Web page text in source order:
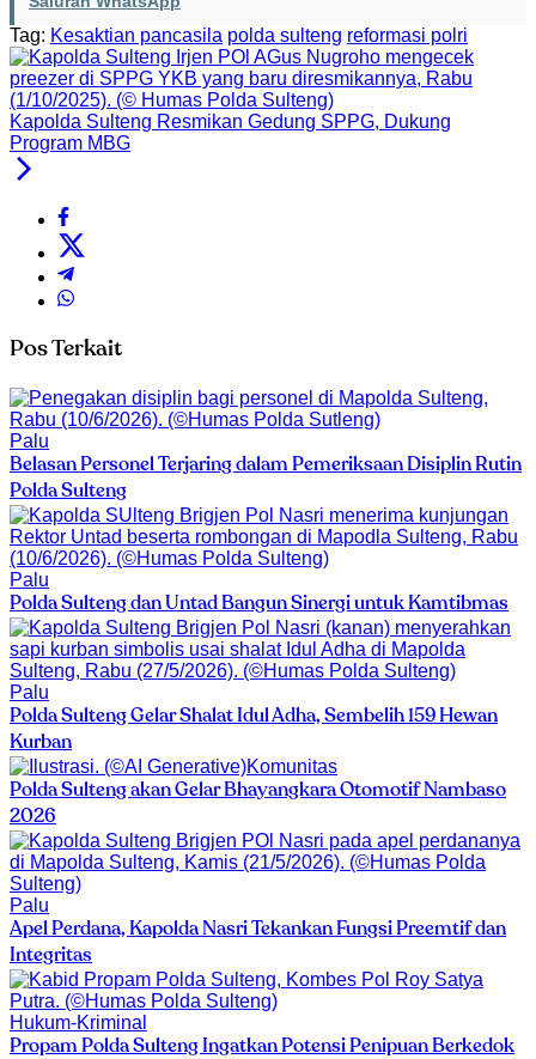
Tag: Kesaktian pancasila polda sulteng reformasi polri
Kapolda Sulteng Resmikan Gedung SPPG, Dukung
Program MBG
Pos Terkait
Palu
Belasan Personel Terjaring dalam Pemeriksaan Disiplin Rutin
Polda Sulteng
Palu
Polda Sulteng dan Untad Bangun Sinergi untuk Kamtibmas
Palu
Polda Sulteng Gelar Shalat Idul Adha, Sembelih 159 Hewan
Kurban
Komunitas
Polda Sulteng akan Gelar Bhayangkara Otomotif Nambaso
2026
Palu
Apel Perdana, Kapolda Nasri Tekankan Fungsi Preemtif dan
Integritas
Hukum-Kriminal
Propam Polda Sulteng Ingatkan Potensi Penipuan Berkedok